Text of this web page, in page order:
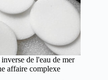
de l'eau de mer
affaire complexe